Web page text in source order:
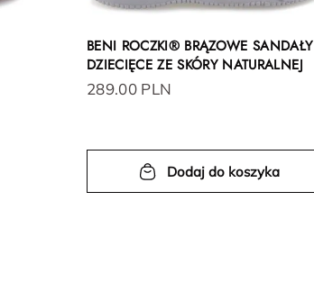
BENI ROCZKI® BRĄZOWE SANDAŁY
DZIECIĘCE ZE SKÓRY NATURALNEJ
289.00 PLN
Dodaj do koszyka